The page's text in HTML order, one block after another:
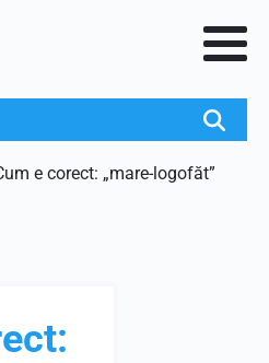
e corect: „mare-logofăt”